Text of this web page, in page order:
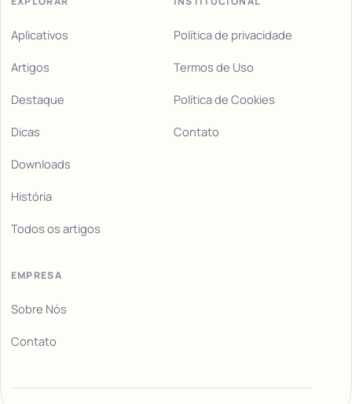
Aplicativos
Artigos
Destaque
Dicas
Downloads
História
Todos os artigos
Política de privacidade
Termos de Uso
Política de Cookies
Contato
EMPRESA
Sobre Nós
Contato